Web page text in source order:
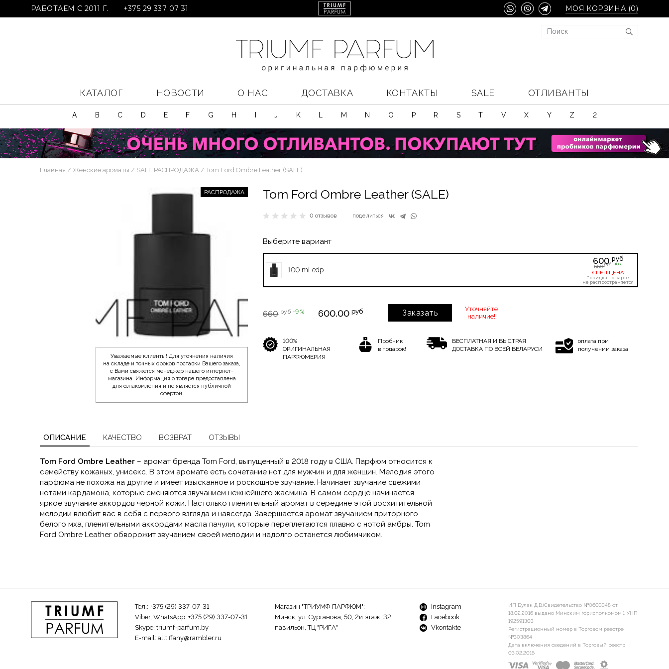
РАБОТАЕМ С 2011 Г. +375 29 337 07 31 МОЯ КОРЗИНА (0)
КАТАЛОГ НОВОСТИ О НАС ДОСТАВКА КОНТАКТЫ SALE ОТЛИВАНТЫ
A B C D E F G H J K M N O P R S T V X Y Z 2
Главная Женские ароматы SALE РАСПРОДАЖА Tom Ford Ombre Leather (SALE)
РАСПРОДАЖА
Уважаемые клиенты! Для уточнения наличия
на складе и точных сроков поставки Вашего заказа,
с Вами свяжется менеджер нашего интернет-
магазина. Информация о товаре предоставлена
для ознакомления и не является публичной
офертой.
Tom Ford Ombre Leather (SALE)
0 отзывов поделиться
Выберите вариант
100 ml edp
600руб
660руб -10%
СПЕЦ ЦЕНА
* скидка по карте
не распространяется
660 руб -9 % 600.00 руб Заказать
Уточняйте
наличие!
100%
ОРИГИНАЛЬНАЯ
ПАРФЮМЕРИЯ
Пробник
в подарок!
БЕСПЛАТНАЯ И БЫСТРАЯ
ДОСТАВКА ПО ВСЕЙ БЕЛАРУСИ
оплата при
получении заказа
ОПИСАНИЕ КАЧЕСТВО ВОЗВРАТ ОТЗЫВЫ
Tom Ford Ombre Leather – аромат бренда Tom Ford, выпущенный в 2018 году в США. Парфюм относится к
семейству кожаных, унисекс. В этом аромате есть сочетание нот для мужчин и для женщин. Мелодия этого
парфюма не похожа на другие и имеет изысканное и роскошное звучание. Начинает звучание свежими
нотами кардамона, которые сменяются звучанием нежнейшего жасмина. В самом сердце начинается
яркое звучание аккордов черной кожи. Настолько пленительный аромат в середине этой восхитительной
мелодии влюбит вас в себя с первого взгляда и навсегда. Завершается аромат звучанием приторного
белого мха, пленительными аккордами масла пачули, которые переплетаются плавно с нотой амбры. Tom
Ford Ombre Leather обворожит звучанием своей мелодии и надолго останется любимчиком.
Тел.: +375 (29) 337-07-31
Viber, WhatsApp: +375 (29) 337-07-31
Skype: triumf-parfum.by
E-mail: alltiffany@rambler.ru
Магазин "ТРИУМФ ПАРФЮМ":
Минск, ул. Сурганова, 50, 2й этаж, 32
павильон, ТЦ "РИГА"
Instagram
Facebook
Vkontakte
ИП Булак Д.В.(Свидетельство №0603348 от
18.02.2016 выдано Минским горисполкомом ). УНП
192591303
Регистрационный номер в Торговом реестре
№303864
Дата включения сведений в Торговый реестр
03.02.2016